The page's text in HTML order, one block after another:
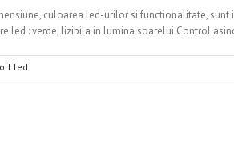
culoarea led-urilor si functionalitate,
led : verde, lizibila in lumina soarelui Control
led